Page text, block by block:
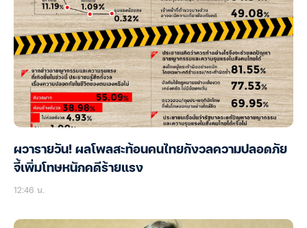
ผวารายวัน! ผลโพลสะท้อนคนไทยกังวลความปลอดภัย
จี้เพิ่มโทษหนักคดีร้ายแรง
12:46 น.